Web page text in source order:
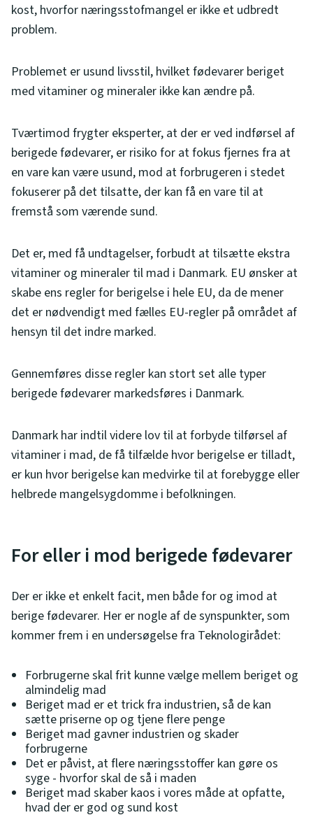
kost, hvorfor næringsstofmangel er ikke et udbredt
problem.
Problemet er usund livsstil, hvilket fødevarer beriget
med vitaminer og mineraler ikke kan ændre på.
Tværtimod frygter eksperter, at der er ved indførsel af
berigede fødevarer, er risiko for at fokus fjernes fra at
en vare kan være usund, mod at forbrugeren i stedet
fokuserer på det tilsatte, der kan få en vare til at
fremstå som værende sund.
Det er, med få undtagelser, forbudt at tilsætte ekstra
vitaminer og mineraler til mad i Danmark. EU ønsker at
skabe ens regler for berigelse i hele EU, da de mener
det er nødvendigt med fælles EU-regler på området af
hensyn til det indre marked.
Gennemføres disse regler kan stort set alle typer
berigede fødevarer markedsføres i Danmark.
Danmark har indtil videre lov til at forbyde tilførsel af
vitaminer i mad, de få tilfælde hvor berigelse er tilladt,
er kun hvor berigelse kan medvirke til at forebygge eller
helbrede mangelsygdomme i befolkningen.
For eller i mod berigede fødevarer
Der er ikke et enkelt facit, men både for og imod at
berige fødevarer. Her er nogle af de synspunkter, som
kommer frem i en undersøgelse fra Teknologirådet:
Forbrugerne skal frit kunne vælge mellem beriget og
almindelig mad
Beriget mad er et trick fra industrien, så de kan
sætte priserne op og tjene flere penge
Beriget mad gavner industrien og skader
forbrugerne
Det er påvist, at flere næringsstoffer kan gøre os
syge - hvorfor skal de så i maden
Beriget mad skaber kaos i vores måde at opfatte,
hvad der er god og sund kost